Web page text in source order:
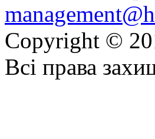
Copyright ©
Всі права